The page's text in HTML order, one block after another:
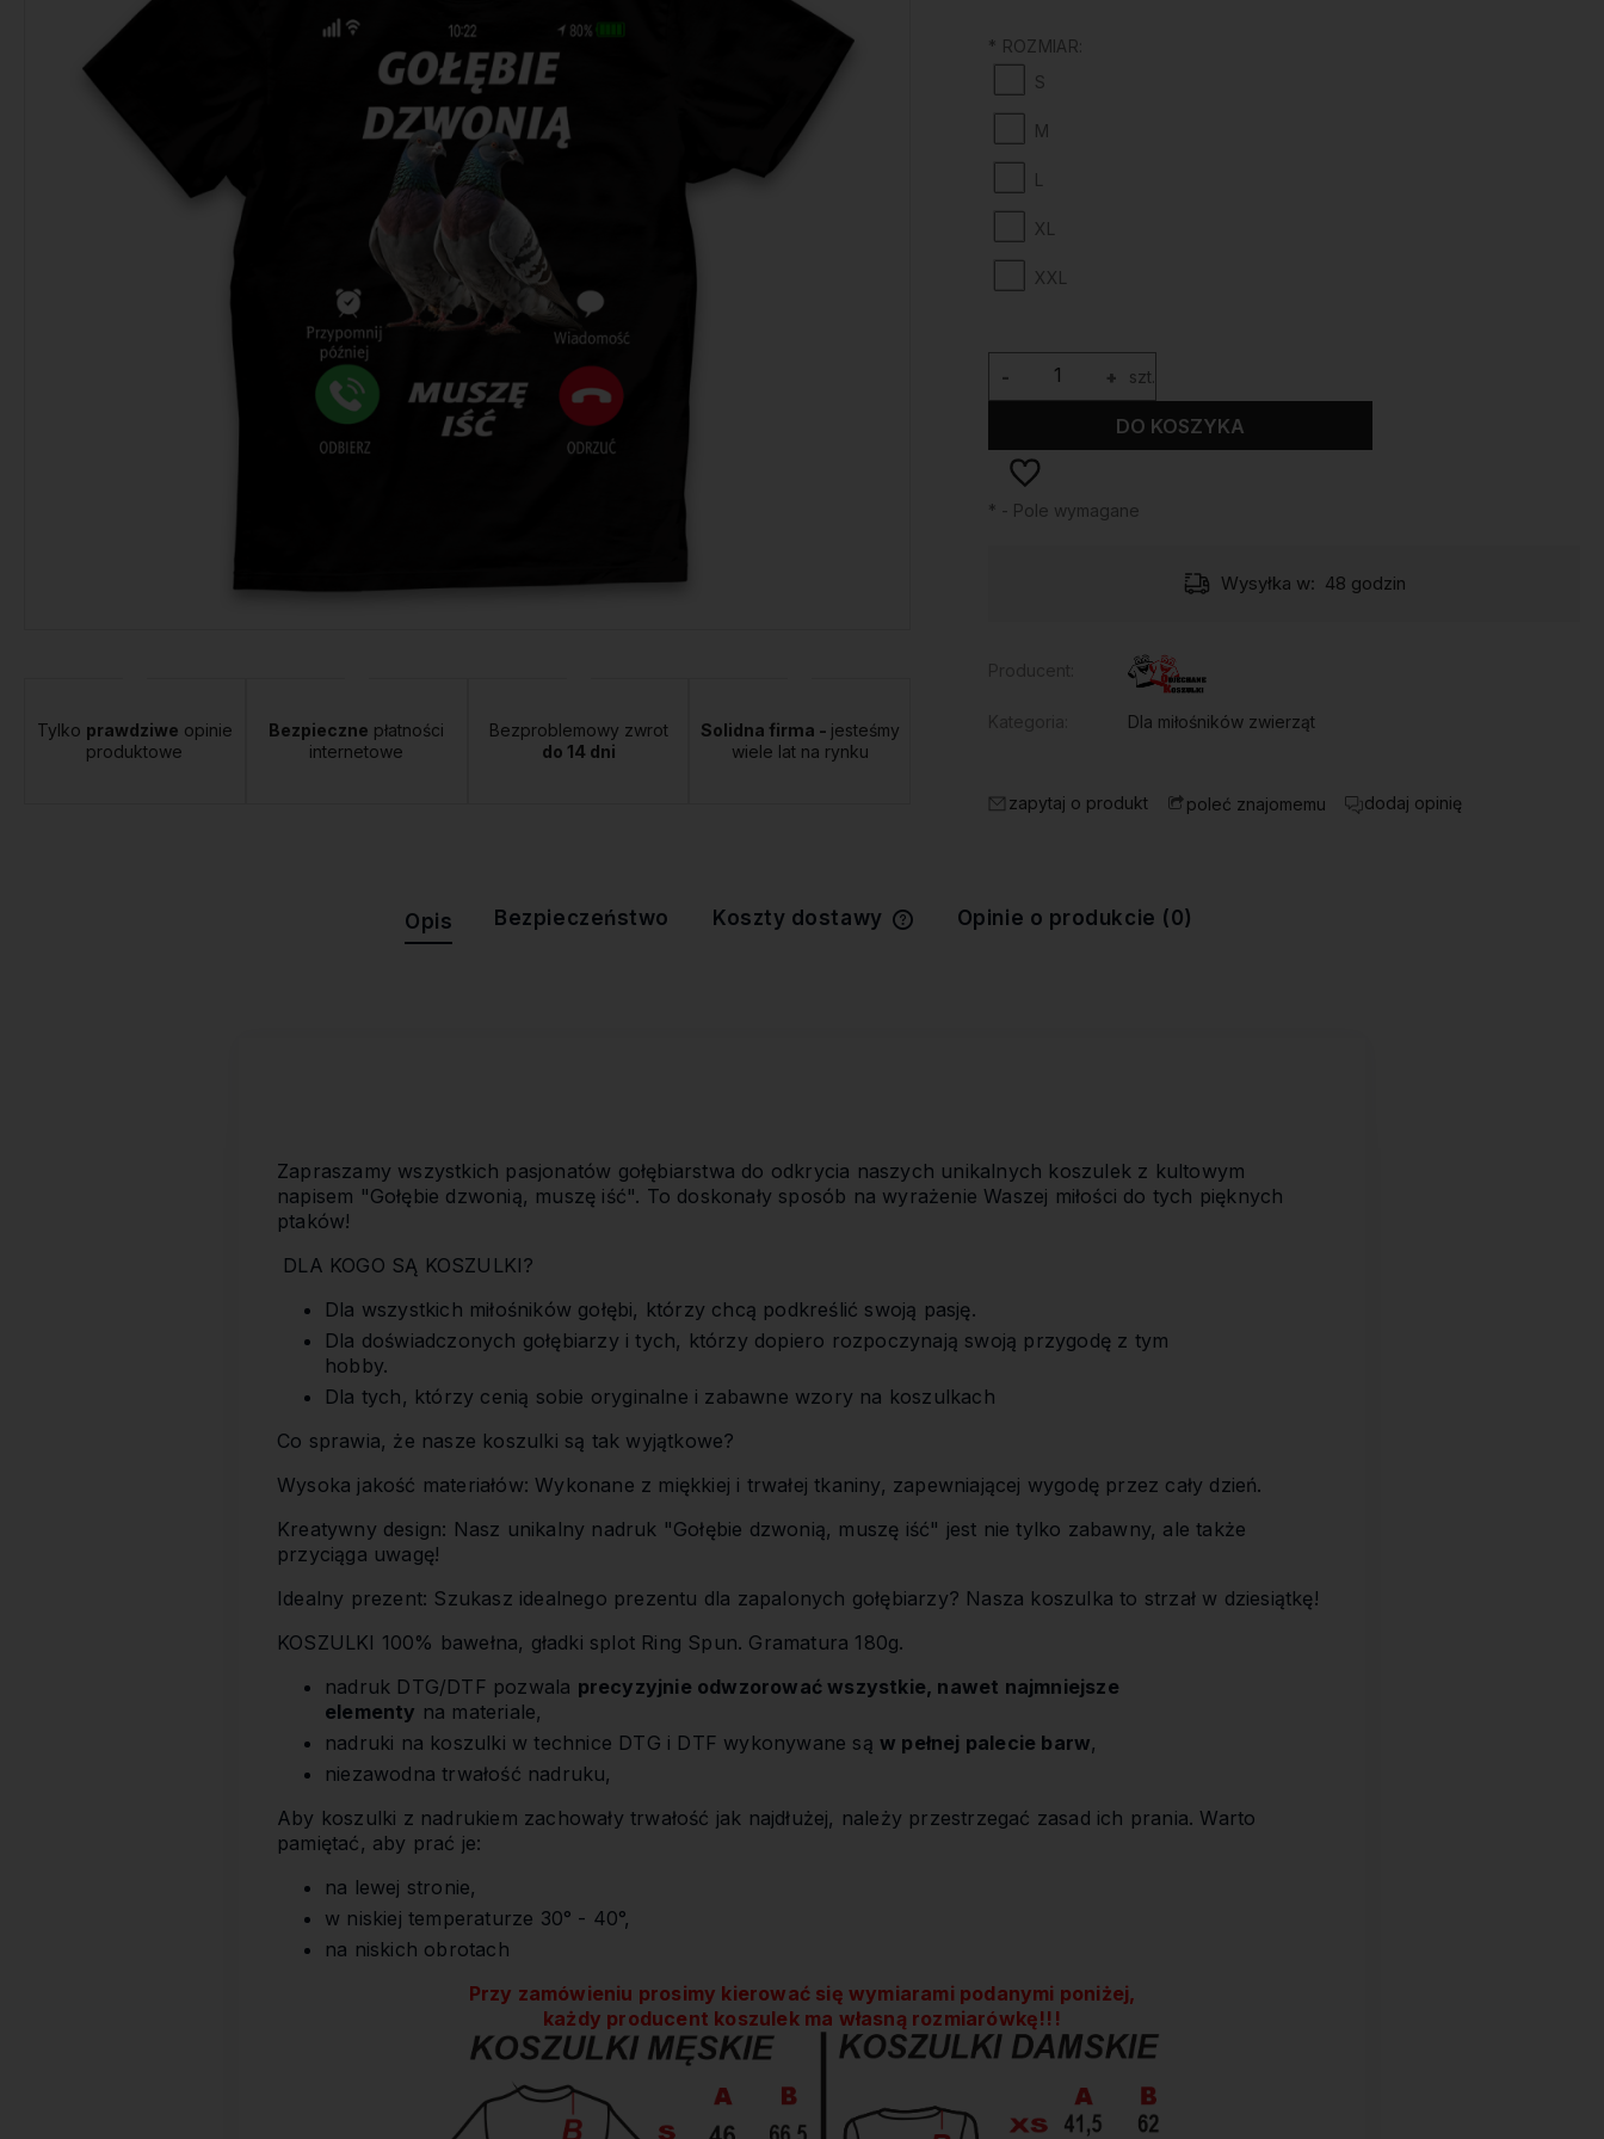
Tylko prawdziwe opinie
produktowe
Bezpieczne płatności
internetowe
Bezproblemowy zwrot
do 14 dni
Solidna firma - jesteśmy
wiele lat na rynku
* ROZMIAR:
S
M
L
XL
XXL
+
- szt.
DO KOSZYKA
* - Pole wymagane
Dostępność: Wysyłka w: 48 godzin
Dla miłośników zwierząt
zapytaj o produkt poleć znajomemu dodaj opinię
Opis Bezpieczeństwo Koszty dostawy Opinie o produkcie (0)
Zapraszamy wszystkich pasjonatów gołębiarstwa do odkrycia naszych unikalnych koszulek z kultowym
napisem "Gołębie dzwonią, muszę iść". To doskonały sposób na wyrażenie Waszej miłości do tych pięknych
ptaków!
DLA KOGO SĄ KOSZULKI?
Dla wszystkich miłośników gołębi, którzy chcą podkreślić swoją pasję.
Dla doświadczonych gołębiarzy i tych, którzy dopiero rozpoczynają swoją przygodę z tym
hobby.
Dla tych, którzy cenią sobie oryginalne i zabawne wzory na koszulkach
Co sprawia, że nasze koszulki są tak wyjątkowe?
Wysoka jakość materiałów: Wykonane z miękkiej i trwałej tkaniny, zapewniającej wygodę przez cały dzień.
Kreatywny design: Nasz unikalny nadruk "Gołębie dzwonią, muszę iść" jest nie tylko zabawny, ale także
przyciąga uwagę!
Idealny prezent: Szukasz idealnego prezentu dla zapalonych gołębiarzy? Nasza koszulka to strzał w dziesiątkę!
KOSZULKI 100% bawełna, gładki splot Ring Spun. Gramatura 180g.
nadruk DTG/DTF pozwala precyzyjnie odwzorować wszystkie, nawet najmniejsze
elementy na materiale,
nadruki na koszulki w technice DTG i DTF wykonywane sąw pełnej palecie barw,
niezawodna trwałość nadruku,
Aby koszulki z nadrukiem zachowały trwałość jak najdłużej, należy przestrzegać zasad ich prania. Warto
pamiętać, aby prać je:
na lewej stronie,
w niskiej temperaturze 30° - 40°,
na niskich obrotach
Przy zamówieniu prosimy kierować się wymiarami podanymi poniżej,
każdy producent koszulek ma własną rozmiarówkę!!!